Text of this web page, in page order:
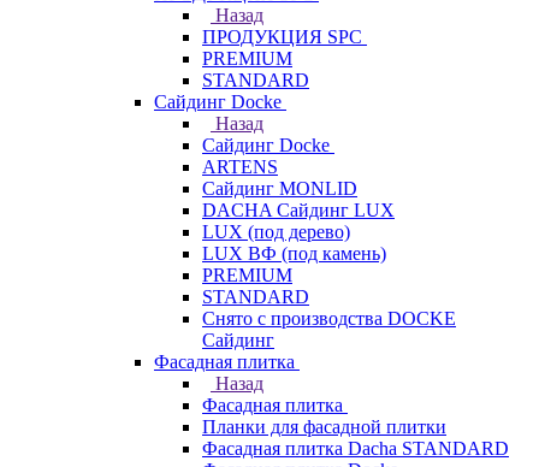
Назад
ПРОДУКЦИЯ SPC
PREMIUM
STANDARD
Сайдинг Docke
Назад
Сайдинг Docke
ARTENS
Cайдинг MONLID
DACHA Сайдинг LUX
LUX (под дерево)
LUX ВФ (под камень)
PREMIUM
STANDARD
Снято с производства DOCKE
Сайдинг
Фасадная плитка
Назад
Фасадная плитка
Планки для фасадной плитки
Фасадная плитка Dacha STANDARD